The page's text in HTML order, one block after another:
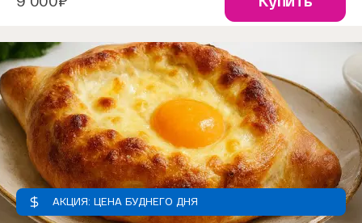
АКЦИЯ: ЦЕНА БУДНЕГО ДНЯ